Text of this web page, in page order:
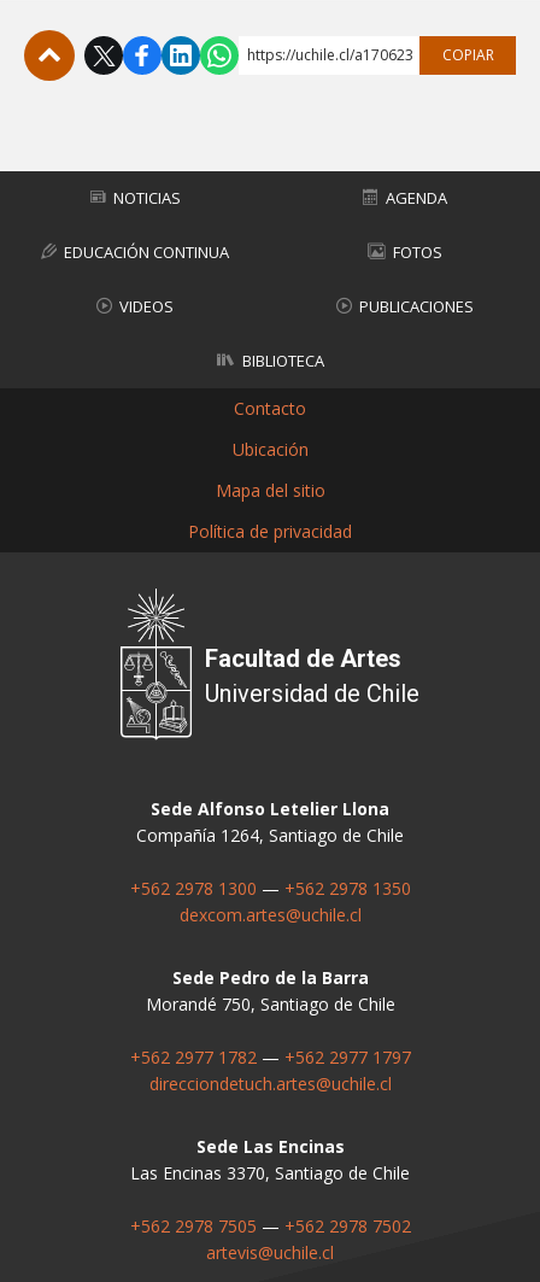
https://uchile.cl/a170623 COPIAR
NOTICIAS AGENDA
EDUCACIÓN CONTINUA FOTOS
VIDEOS PUBLICACIONES
BIBLIOTECA
Contacto
Ubicación
Mapa del sitio
Política de privacidad
Facultad de Artes
Universidad de Chile
Sede Alfonso Letelier Llona
Compañía 1264, Santiago de Chile
+562 2978 1300 — +562 2978 1350
dexcom.artes@uchile.cl
Sede Pedro de la Barra
Morandé 750, Santiago de Chile
+562 2977 1782— +562 2977 1797
direcciondetuch.artes@uchile.cl
Sede Las Encinas
Las Encinas 3370, Santiago de Chile
+562 2978 7505 — +562 2978 7502
artevis@uchile.cl